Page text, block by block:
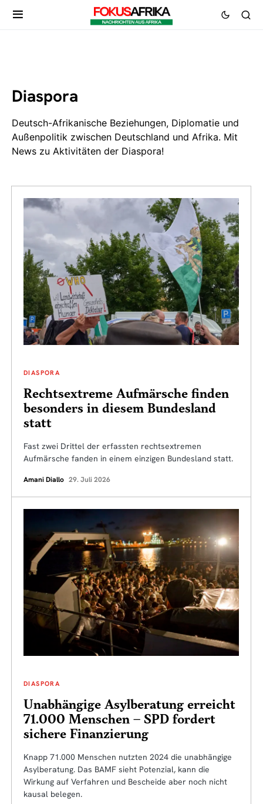
Diaspora
Deutsch-Afrikanische Beziehungen, Diplomatie und
Außenpolitik zwischen Deutschland und Afrika. Mit
News zu Aktivitäten der Diaspora!
DIASPORA
Rechtsextreme Aufmärsche finden
besonders in diesem Bundesland
statt
Fast zwei Drittel der erfassten rechtsextremen
Aufmärsche fanden in einem einzigen Bundesland statt.
Amani Diallo 29. Juli 2026
DIASPORA
Unabhängige Asylberatung erreicht
71.000 Menschen – SPD fordert
sichere Finanzierung
Knapp 71.000 Menschen nutzten 2024 die unabhängige
Asylberatung. Das BAMF sieht Potenzial, kann die
Wirkung auf Verfahren und Bescheide aber noch nicht
kausal belegen.